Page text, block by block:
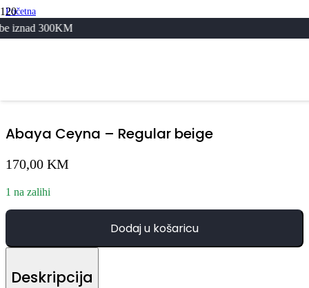
Početna
Svi Proizvodi
Abaya Ceyna – Regular beige
170,00 KM
1 na zalihi
Dodaj u košaricu
Deskripcija